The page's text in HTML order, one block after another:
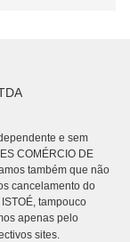
e sem
COMÉRCIO DE
também que não
cancelamento do
tampouco
apenas pelo
sites.